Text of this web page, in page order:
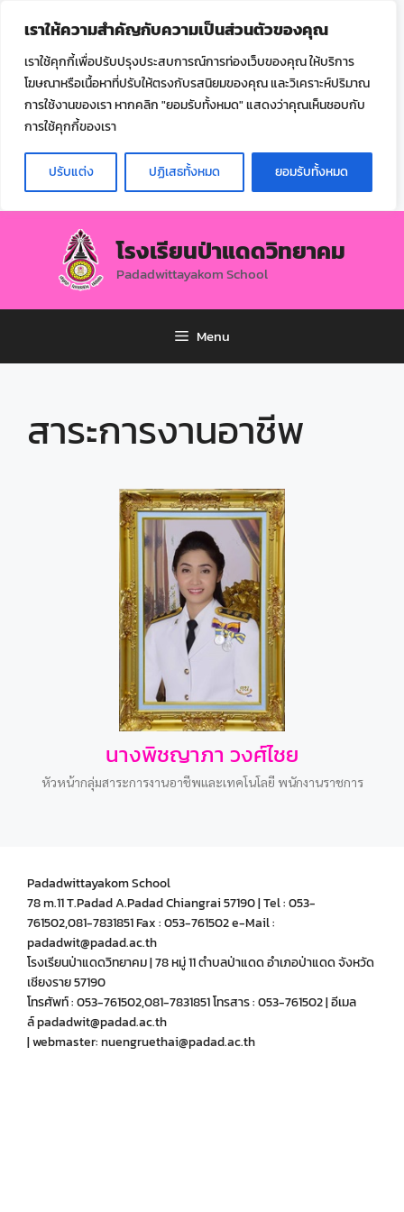
เราให้ความสำคัญกับความเป็นส่วนตัวของคุณ
เราใช้คุกกี้เพื่อปรับปรุงประสบการณ์การท่องเว็บของคุณ ให้บริการ
โฆษณาหรือเนื้อหาที่ปรับให้ตรงกับรสนิยมของคุณ และวิเคราะห์ปริมาณ
การใช้งานของเรา หากคลิก "ยอมรับทั้งหมด" แสดงว่าคุณเห็นชอบกับ
การใช้คุกกี้ของเรา
ปรับแต่ง ปฏิเสธทั้งหมด ยอมรับทั้งหมด
โรงเรียนป่าแดดวิทยาคม
Padadwittayakom School
Menu
สาระการงานอาชีพ
นางพิชญาภา วงศ์ไชย
หัวหน้ากลุ่มสาระการงานอาชีพและเทคโนโลยี พนักงานราชการ
Padadwittayakom School
78 m.11 T.Padad A.Padad Chiangrai 57190 | Tel : 053-
761502,081-7831851 Fax : 053-761502 e-Mail :
padadwit@padad.ac.th
โรงเรียนป่าแดดวิทยาคม | 78 หมู่ 11 ตำบลป่าแดด อำเภอป่าแดด จังหวัด
เชียงราย 57190
โทรศัพท์ : 053-761502,081-7831851 โทรสาร : 053-761502 | อีเมล
ล์ padadwit@padad.ac.th
| webmaster: nuengruethai@padad.ac.th